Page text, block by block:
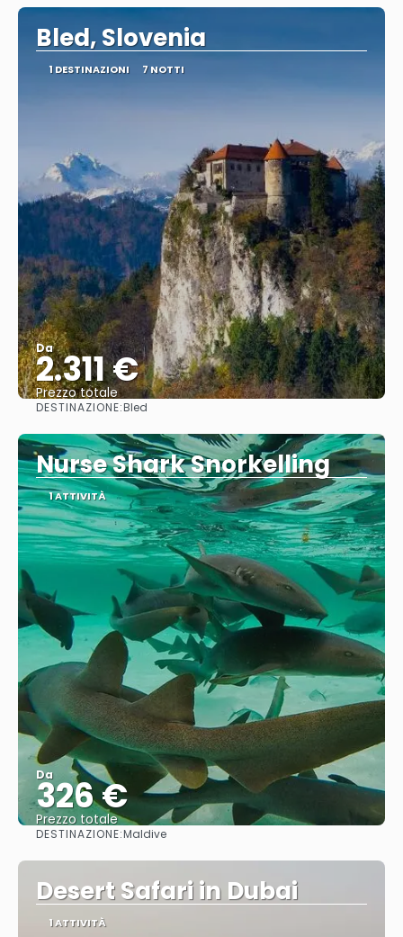
Bled, Slovenia
1 DESTINAZIONI 7 NOTTI
Da
2.311 €
Prezzo totale
DESTINAZIONE:Bled
Nurse Shark Snorkelling
1 ATTIVITÀ
Da
326 €
Prezzo totale
DESTINAZIONE:Maldive
Desert Safari in Dubai
1 ATTIVITÀ